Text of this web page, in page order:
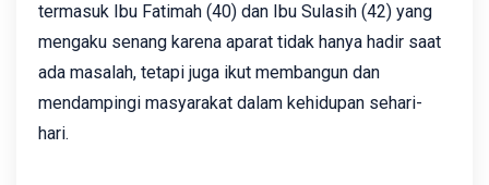
termasuk Ibu Fatimah (40) dan Ibu Sulasih (42) yang
mengaku senang karena aparat tidak hanya hadir saat
ada masalah, tetapi juga ikut membangun dan
mendampingi masyarakat dalam kehidupan sehari-
hari.